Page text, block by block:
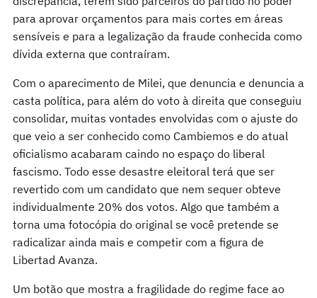
para aprovar orçamentos para mais cortes em áreas
sensíveis e para a legalização da fraude conhecida como
dívida externa que contraíram.
Com o aparecimento de Milei, que denuncia e denuncia a
casta política, para além do voto à direita que conseguiu
consolidar, muitas vontades envolvidas com o ajuste do
que veio a ser conhecido como Cambiemos e do atual
oficialismo acabaram caindo no espaço do liberal
fascismo. Todo esse desastre eleitoral terá que ser
revertido com um candidato que nem sequer obteve
individualmente 20% dos votos. Algo que também a
torna uma fotocópia do original se você pretende se
radicalizar ainda mais e competir com a figura de
Libertad Avanza.
Um botão que mostra a fragilidade do regime face ao